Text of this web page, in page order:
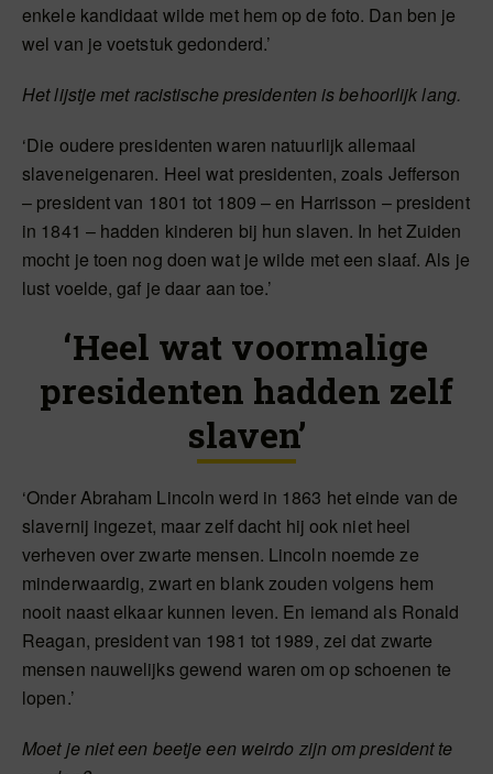
enkele kandidaat wilde met hem op de foto. Dan ben je
wel van je voetstuk gedonderd.’
Het lijstje met racistische presidenten is behoorlijk lang.
‘Die oudere presidenten waren natuurlijk allemaal
slaveneigenaren. Heel wat presidenten, zoals Jefferson
– president van 1801 tot 1809 – en Harrisson – president
in 1841 – hadden kinderen bij hun slaven. In het Zuiden
mocht je toen nog doen wat je wilde met een slaaf. Als je
lust voelde, gaf je daar aan toe.’
‘Heel wat voormalige
presidenten hadden zelf
slaven’
‘Onder Abraham Lincoln werd in 1863 het einde van de
slavernij ingezet, maar zelf dacht hij ook niet heel
verheven over zwarte mensen. Lincoln noemde ze
minderwaardig, zwart en blank zouden volgens hem
nooit naast elkaar kunnen leven. En iemand als Ronald
Reagan, president van 1981 tot 1989, zei dat zwarte
mensen nauwelijks gewend waren om op schoenen te
lopen.’
Moet je niet een beetje een weirdo zijn om president te